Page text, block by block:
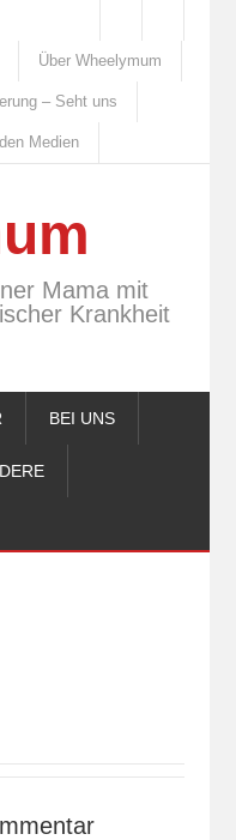
Über Wheelymum
– Seht uns
den Medien
Mama mit
Krankheit
BEI UNS